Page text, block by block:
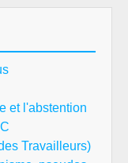
et l'abstention
Travailleurs)